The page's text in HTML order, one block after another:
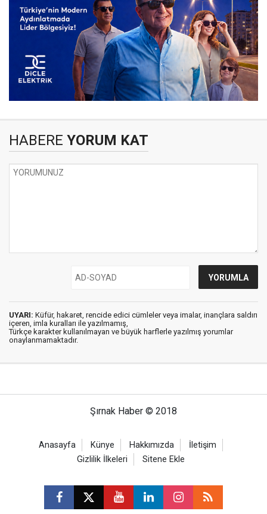
HABERE YORUM KAT
UYARI: Küfür, hakaret, rencide edici cümleler veya imalar, inançlara saldırı
içeren, imla kuralları ile yazılmamış,
Türkçe karakter kullanılmayan ve büyük harflerle yazılmış yorumlar
onaylanmamaktadır.
Şırnak Haber © 2018
Anasayfa Künye Hakkımızda
İletişim
Gizlilik İlkeleri
Sitene Ekle